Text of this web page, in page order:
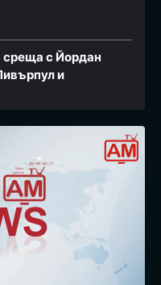
среща с Йордан
и